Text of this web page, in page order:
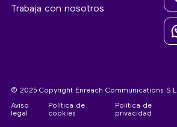
Trabaja con nosotros
© 2025 Copyright Enreach Communications S.L
Aviso
legal
Política de
cookies
Política de
privacidad